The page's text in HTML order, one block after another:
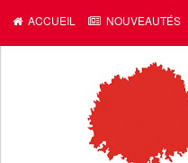
ACCUEIL NOUVEAUTÉS